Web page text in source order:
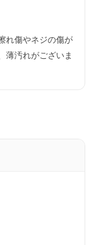
れ傷やネジの傷が
薄汚れがございま